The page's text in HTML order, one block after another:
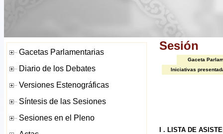
Sesión
Gaceta
Iniciativas
I . LISTA DE